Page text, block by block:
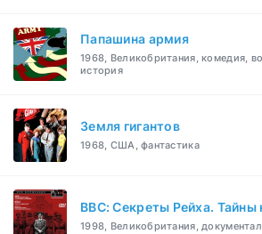
Папашина армия
1968, Великобритания, комедия,
история
Земля гигантов
1968, США, фантастика
BBC: Секреты Рейха. Тайны
1998, Великобритания,